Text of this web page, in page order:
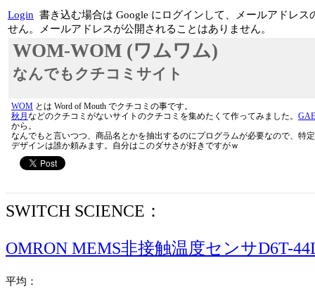
Login 書き込む場合は Google にログインして、メールアドレ
せん。メールアドレスが公開されることはありません。
WOM-WOM (ワムワム)
なんでもクチコミサイト
WOM とは Word of Mouth でクチコミの事です。
秋月 などのクチコミがないサイトのクチコミを集めたくて作ってみました。 GAE
から。
なんでもと言いつつ、商品名とかを抽出するのにプログラムが必要なので、特
デザインは誰か頼みます。自分はこのダサさが好きですがｗ
SWITCH SCIENCE：
OMRON MEMS非接触温度センサD6T-
平均：